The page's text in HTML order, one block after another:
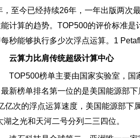
，至今已经持续26年，一年出版两次
计算的趋势。TOP500的评价标准
秒能够执行多少次浮点运算。1
云算力比肩传统超级计算中心
榜单主要由国家实验室，国
新榜单排名第一位的是美国能源部
亿次的浮点运算速度，美国能源部下
湖之光和天河二号分列二三四位。